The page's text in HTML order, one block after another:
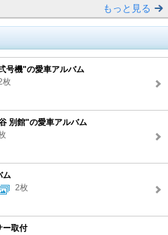
もっと見る
号機"の愛車アルバム
枚
別館"の愛車アルバム
ム
2枚
ー取付